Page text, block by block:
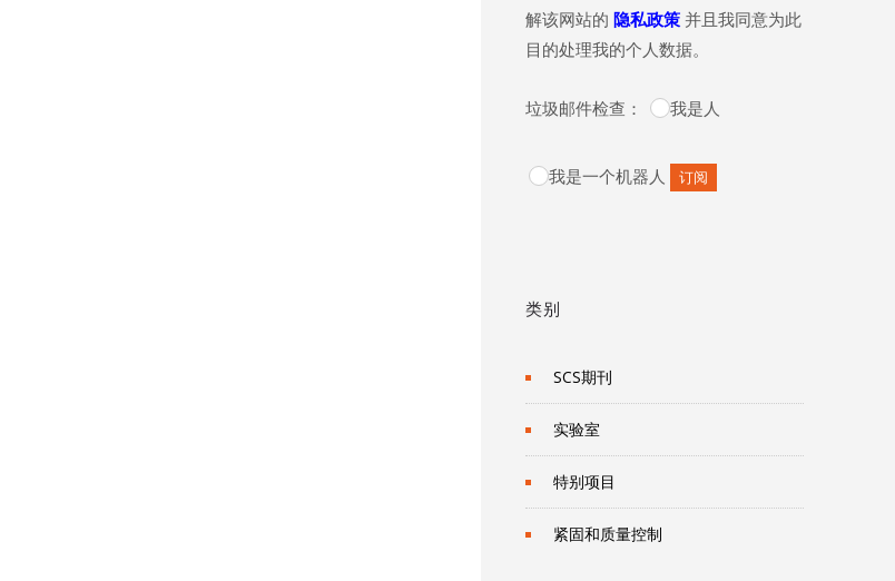
解该网站的 隐私政策 并且我同意为此
目的处理我的个人数据。
垃圾邮件检查： 我是人
我是一个机器人
类别
SCS期刊
实验室
特别项目
紧固和质量控制